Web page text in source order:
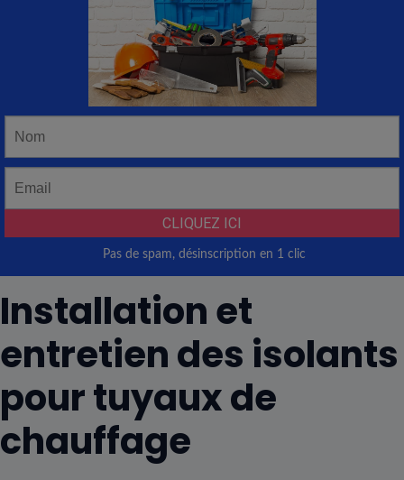
Installation et
entretien des isolants
pour tuyaux de
chauffage